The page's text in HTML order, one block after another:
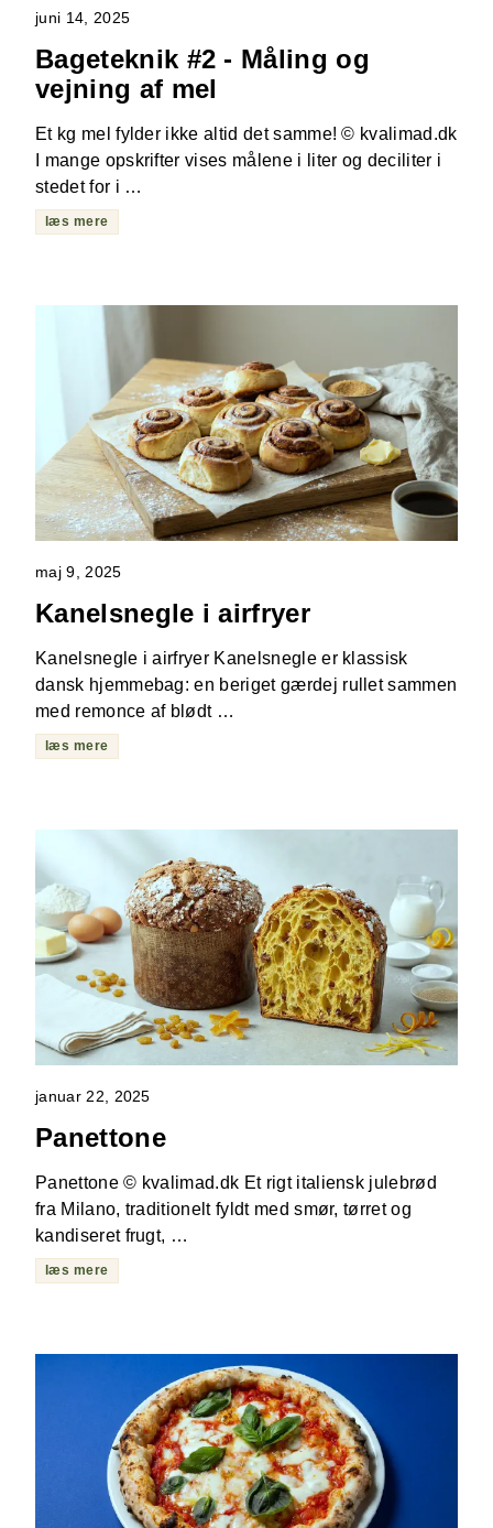
juni 14, 2025
Bageteknik #2 - Måling og
vejning af mel
Et kg mel fylder ikke altid det samme! © kvalimad.dk
I mange opskrifter vises målene i liter og deciliter i
stedet for i …
læs mere
maj 9, 2025
Kanelsnegle i airfryer
Kanelsnegle i airfryer Kanelsnegle er klassisk
dansk hjemmebag: en beriget gærdej rullet sammen
med remonce af blødt …
læs mere
januar 22, 2025
Panettone
Panettone © kvalimad.dk Et rigt italiensk julebrød
fra Milano, traditionelt fyldt med smør, tørret og
kandiseret frugt, …
læs mere